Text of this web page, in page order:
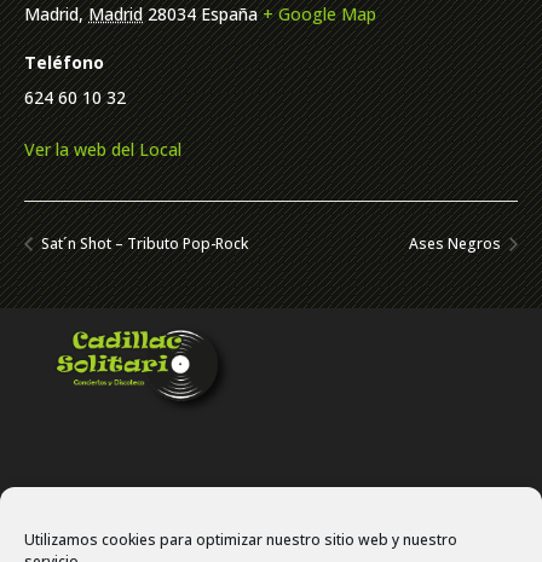
Utilizamos cookies para optimizar nuestro sitio web y nuestro
Madrid, Madrid 28034 España + Google Map
Teléfono
624 60 10 32
Ver la web del Local
Sat´n Shot – Tributo Pop-Rock Ases Negros